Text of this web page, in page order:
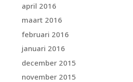
april 2016
maart 2016
februari 2016
januari 2016
december 2015
november 2015